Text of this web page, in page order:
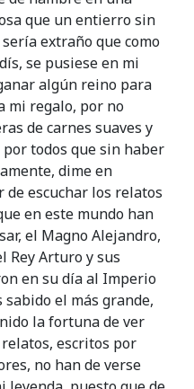
que un entierro sin
extraño que como
se pusiese en mi
algún reino para
mi regalo, por no
de carnes suaves y
todos que sin haber
dime en
de escuchar los relatos
en este mundo han
el Magno Alejandro,
Rey Arturo y sus
en su día al Imperio
el más grande,
la fortuna de ver
escritos por
no han de verse